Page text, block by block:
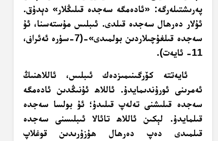
پەرىشتىلەرگە: «ئادەمگە سەجدە قىلىڭلار» دېدۇق.
ئۇلار دەرھال سەجدە قىلدى. ئىبلىس مۇستەسنا، ئۇ
سەجدە قىلغۇچىلاردىن بولمىدى»-(7-سۈرە ئەئراف،
11- ئايەت).
ئايەتتە كۆرگىنىمىزدەك ئىبلىس، ئاللاھنىڭ
ئەمرىنى ئورۇندىمايدۇ. ئاللاھ ئۇنىڭدىن ئادەمگە
سەجدە قىلىشنى تەلەپ قىلىدۇ؛ ئۇ بولسا سەجدە
قىلمايدۇ. لېكىن ئاللاھ تائالا ئىبلىسنى سەجدە
قىلمىدى دەپ دەرھال ھۇزۇرىدىن قوغلاپ